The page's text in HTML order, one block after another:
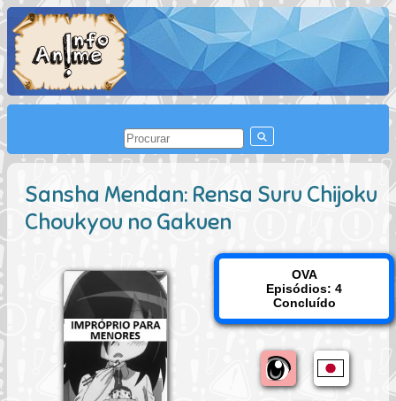
Sansha Mendan: Rensa Suru Chijoku
Choukyou no Gakuen
OVA
Episódios: 4
Concluído